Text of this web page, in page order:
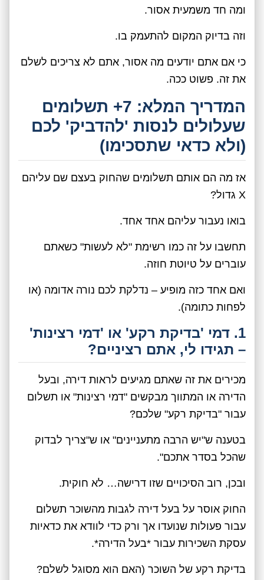
ומה חד משמעית אסור.
וזה בדיוק המקום להתעמק בו.
כי אם אתם יודעים מה אסור, אתם לא צריכים לשלם
את זה. פשוט ככה.
המדריך המלא: 7+ תשלומים
שעלולים לנסות 'להדביק' לכם
(ולא כדאי שתסכימו)
אז מה הם אותם תשלומים שהחוק בעצם שם עליהם
X גדול?
בואו נעבור עליהם אחד אחד.
תחשבו על זה כמו רשימת "לא לעשות" כשאתם
עוברים על טיוטת חוזה.
ואם אחד כזה מופיע – נדלקת לכם נורה אדומה (או
לפחות כתומה).
1. דמי 'בדיקת רקע' או 'דמי רצינות'
– תגידו לי, אתם רציניים?
מכירים את זה שאתם מגיעים לראות דירה, ובעל
הדירה או המתווך מבקשים "דמי רצינות" או תשלום
עבור "בדיקת רקע" שלכם?
בטענה ש"יש הרבה מתעניינים" או ש"צריך לבדוק
שהכל בסדר אתכם".
ובכן, רוב הסיכויים שזו דרישה… לא חוקית.
החוק אוסר על בעל דירה לגבות מהשוכר תשלום
עבור פעולות שנועדו אך ורק כדי לוודא את כדאיות
עסקת השכירות עבור *בעל הדירה*.
בדיקת רקע של השוכר (האם הוא מסוגל לשלם?